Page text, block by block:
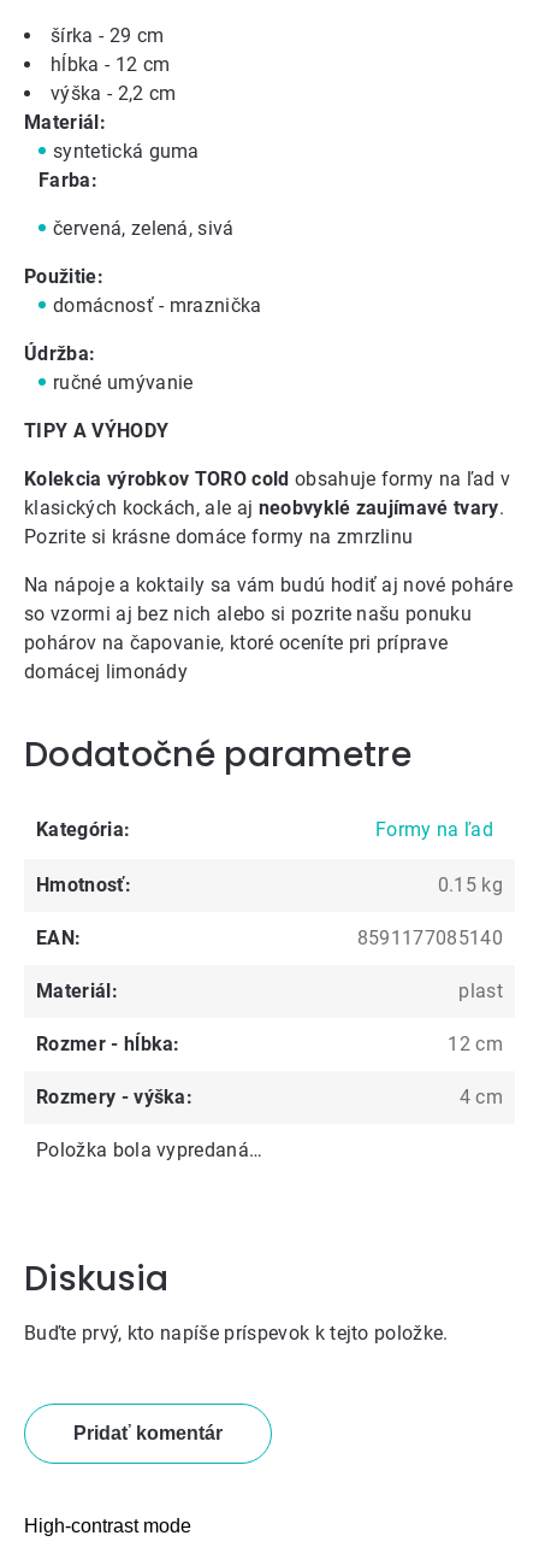
šírka - 29 cm
hĺbka - 12 cm
výška - 2,2 cm
Materiál:
syntetická guma
Farba:
červená, zelená, sivá
Použitie:
domácnosť - mraznička
Údržba:
ručné umývanie
TIPY A VÝHODY
Kolekcia výrobkov TORO cold obsahuje formy na ľad v
klasických kockách, ale aj neobvyklé zaujímavé tvary.
Pozrite si krásne domáce formy na zmrzlinu
Na nápoje a koktaily sa vám budú hodiť aj nové poháre
so vzormi aj bez nich alebo si pozrite našu ponuku
pohárov na čapovanie, ktoré oceníte pri príprave
domácej limonády
Dodatočné parametre
Kategória: Formy na ľad
Hmotnosť: 0.15 kg
EAN: 8591177085140
Materiál: plast
Rozmer - hĺbka: 12 cm
Rozmery - výška: 4 cm
Položka bola vypredaná…
Diskusia
Buďte prvý, kto napíše príspevok k tejto položke.
Pridať komentár
High-contrast mode